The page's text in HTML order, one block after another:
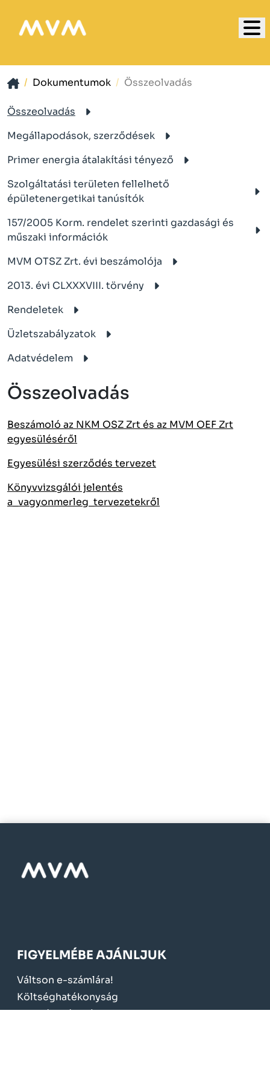
Dokumentumok Összeolvadás
Összeolvadás
Megállapodások, szerződések
Primer energia átalakítási tényező
Szolgáltatási területen fellelhető
épületenergetikai tanúsítók
157/2005 Korm. rendelet szerinti gazdasági és
műszaki információk
MVM OTSZ Zrt. évi beszámolója
2013. évi CLXXXVIII. törvény
Rendeletek
Üzletszabályzatok
Adatvédelem
Összeolvadás
Beszámoló az NKM OSZ Zrt és az MVM OEF Zrt
egyesüléséről
Egyesülési szerződés tervezet
Könyvvizsgálói jelentés
a_vagyonmerleg_tervezetekről
FIGYELMÉBE AJÁNLJUK
Váltson e-számlára!
Költséghatékonyság
Szolgáltatási díjak